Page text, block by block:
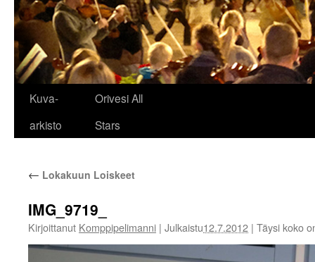
Kuva-
arkisto
Orivesi All
Stars
← Lokakuun Loiskeet
IMG_9719_
Kirjoittanut Komppipelimanni | Julkaistu12.7.2012 | Täysi koko